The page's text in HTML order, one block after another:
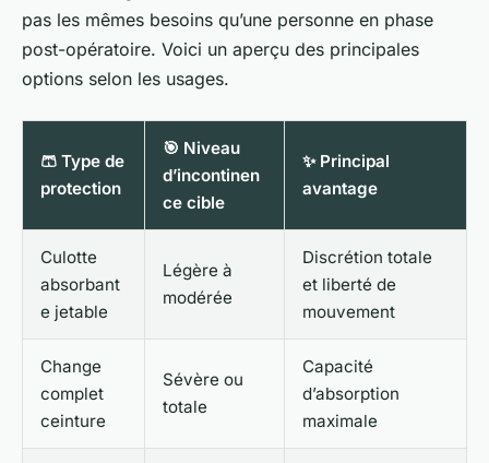
pas les mêmes besoins qu’une personne en phase
post-opératoire. Voici un aperçu des principales
options selon les usages.
🩳 Type de
protection
🎯 Niveau
d’incontinen
ce cible
✨ Principal
avantage
Culotte
absorbant
e jetable
Légère à
modérée
Discrétion totale
et liberté de
mouvement
Change
complet
ceinture
Sévère ou
totale
Capacité
d’absorption
maximale